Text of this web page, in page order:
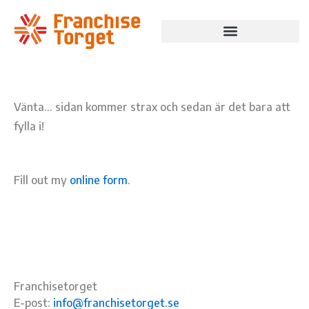
innehåll
Vänta… sidan kommer strax och sedan är det bara att
fylla i!
Fill out my online form.
Franchisetorget
E-post: info@franchisetorget.se